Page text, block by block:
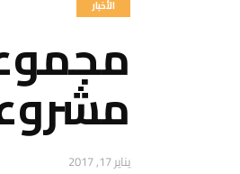
الأخبار
مشروعات
يناير 17, 2017